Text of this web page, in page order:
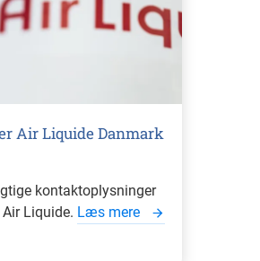
Air Liquide Danmark
kontaktoplysninger
Liquide. Læs mere